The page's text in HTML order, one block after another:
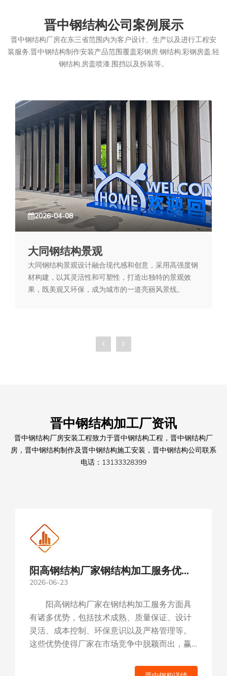
晋中钢结构公司案例展示
晋中钢结构厂房在东三省范围内为客户设计、生产以及进行工程安
装服务,晋中钢结构制作安装产品范围覆盖彩钢房,钢结构,彩钢房盖,轻
钢结构,房盖喷漆,围挡以及拆装等。
2026-04-08
大同钢结构景观
大同钢结构景观设计融合现代感和创意，采用高强度钢
材构建，以其灵活性和可塑性，打造出独特的景观效
果，既美观又环保，成为城市的一道亮丽风景线。
晋中钢结构加工厂资讯
晋中钢结构厂房安装工程致力于晋中钢结构工程，晋中钢结构厂
房，晋中钢结构制作及晋中钢结构施工安装，晋中钢结构公司联系
电话：13133328399
阳高钢结构厂家钢结构加工服务优势
分析
2026-06-23
阳高钢结构厂家在钢结构加工服务方面具
有诸多优势，包括技术成熟、质量保证、设计
灵活、成本控制、环保意识以及严格管理等。
这些优势使得厂家在市场竞争中脱颖而出，赢